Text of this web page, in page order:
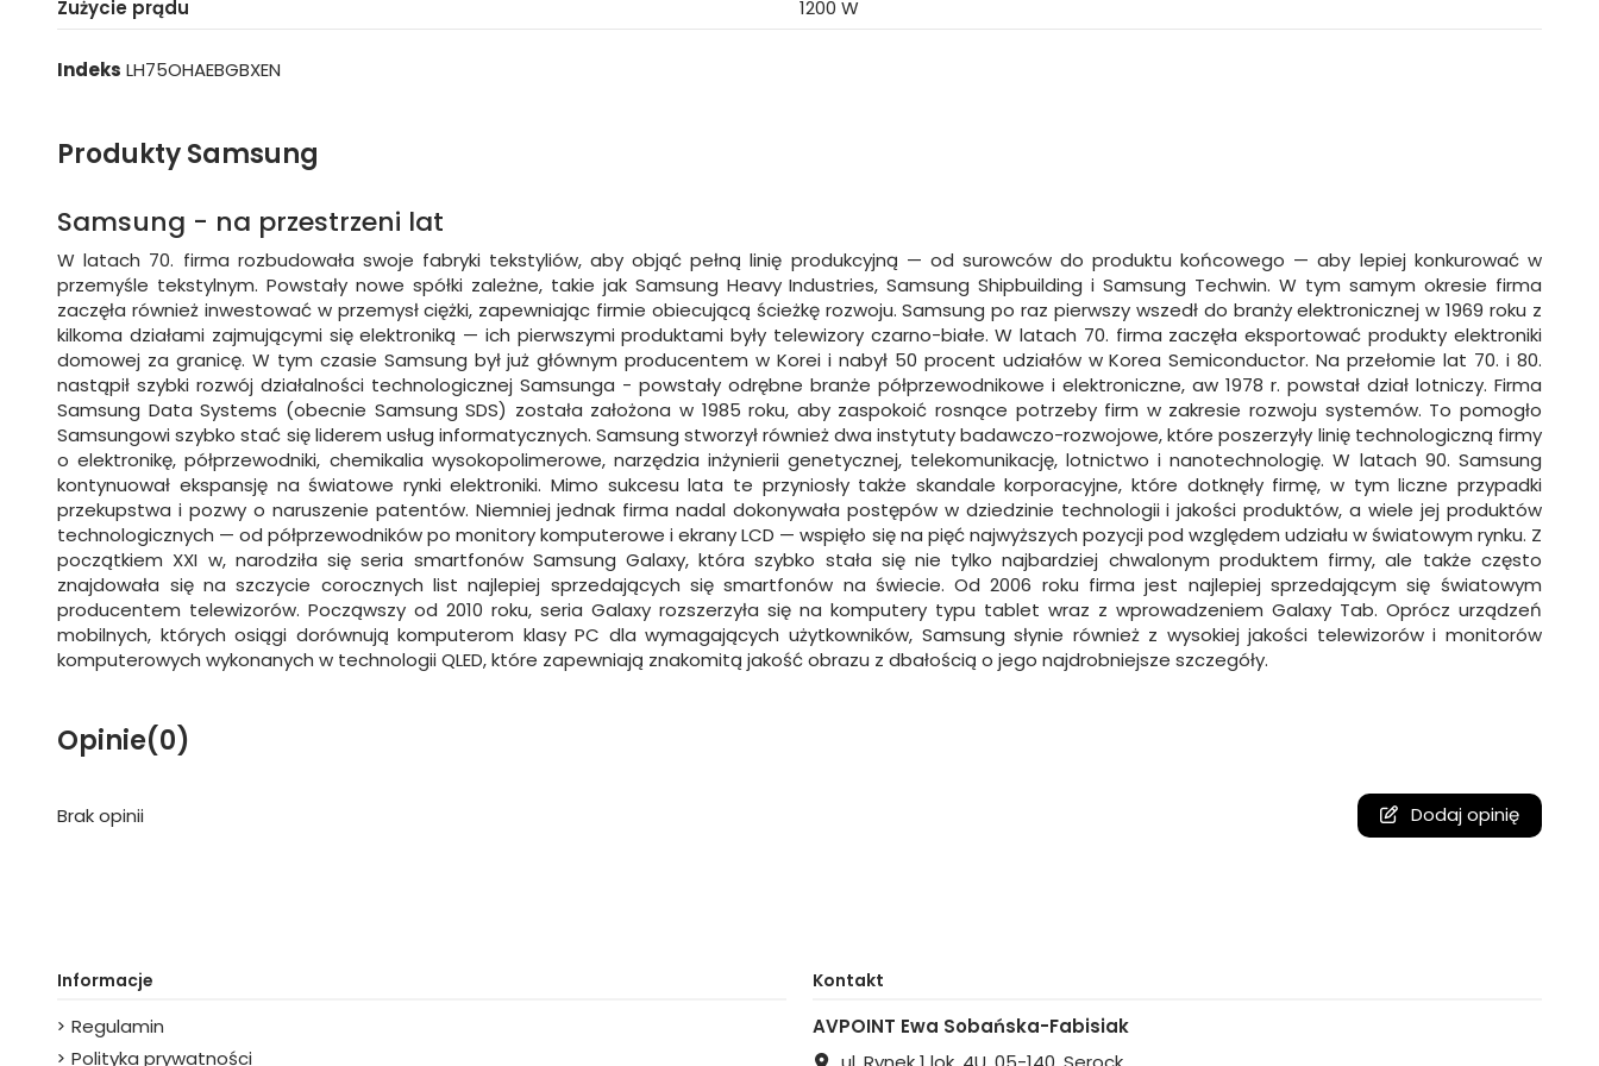
Zużycie prądu 1200 W
Indeks LH75OHAEBGBXEN
Produkty Samsung
Samsung - na przestrzeni lat
W latach 70. firma rozbudowała swoje fabryki tekstyliów, aby objąć pełną linię produkcyjną — od surowców do produktu końcowego — aby lepiej konkurować w
przemyśle tekstylnym. Powstały nowe spółki zależne, takie jak Samsung Heavy Industries, Samsung Shipbuilding i Samsung Techwin. W tym samym okresie firma
zaczęła również inwestować w przemysł ciężki, zapewniając firmie obiecującą ścieżkę rozwoju. Samsung po raz pierwszy wszedł do branży elektronicznej w 1969 roku z
kilkoma działami zajmującymi się elektroniką — ich pierwszymi produktami były telewizory czarno-białe. W latach 70. firma zaczęła eksportować produkty elektroniki
domowej za granicę. W tym czasie Samsung był już głównym producentem w Korei i nabył 50 procent udziałów w Korea Semiconductor. Na przełomie lat 70. i 80.
nastąpił szybki rozwój działalności technologicznej Samsunga - powstały odrębne branże półprzewodnikowe i elektroniczne, aw 1978 r. powstał dział lotniczy. Firma
Samsung Data Systems (obecnie Samsung SDS) została założona w 1985 roku, aby zaspokoić rosnące potrzeby firm w zakresie rozwoju systemów. To pomogło
Samsungowi szybko stać się liderem usług informatycznych. Samsung stworzył również dwa instytuty badawczo-rozwojowe, które poszerzyły linię technologiczną firmy
o elektronikę, półprzewodniki, chemikalia wysokopolimerowe, narzędzia inżynierii genetycznej, telekomunikację, lotnictwo i nanotechnologię. W latach 90. Samsung
kontynuował ekspansję na światowe rynki elektroniki. Mimo sukcesu lata te przyniosły także skandale korporacyjne, które dotknęły firmę, w tym liczne przypadki
przekupstwa i pozwy o naruszenie patentów. Niemniej jednak firma nadal dokonywała postępów w dziedzinie technologii i jakości produktów, a wiele jej produktów
technologicznych — od półprzewodników po monitory komputerowe i ekrany LCD — wspięło się na pięć najwyższych pozycji pod względem udziału w światowym rynku. Z
początkiem XXI w, narodziła się seria smartfonów Samsung Galaxy, która szybko stała się nie tylko najbardziej chwalonym produktem firmy, ale także często
znajdowała się na szczycie corocznych list najlepiej sprzedających się smartfonów na świecie. Od 2006 roku firma jest najlepiej sprzedającym się światowym
producentem telewizorów. Począwszy od 2010 roku, seria Galaxy rozszerzyła się na komputery typu tablet wraz z wprowadzeniem Galaxy Tab. Oprócz urządzeń
mobilnych, których osiągi dorównują komputerom klasy PC dla wymagających użytkowników, Samsung słynie również z wysokiej jakości telewizorów i monitorów
komputerowych wykonanych w technologii QLED, które zapewniają znakomitą jakość obrazu z dbałością o jego najdrobniejsze szczegóły.
Opinie(0)
Brak opinii Dodaj opinię
Informacje
Regulamin
Polityka prywatności
Kontakt
AVPOINT Ewa Sobańska-Fabisiak